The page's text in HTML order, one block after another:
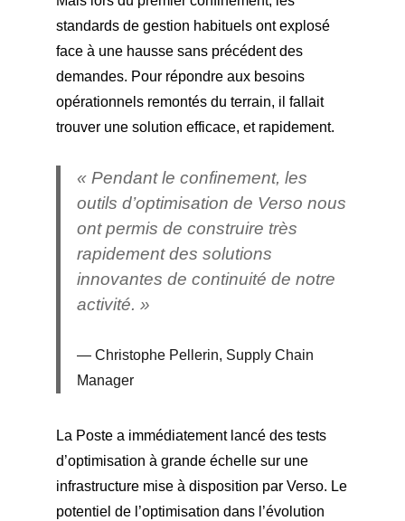
standards de gestion habituels ont explosé
face à une hausse sans précédent des
demandes. Pour répondre aux besoins
opérationnels remontés du terrain, il fallait
trouver une solution efficace, et rapidement.
« Pendant le confinement, les
outils d’optimisation de Verso nous
ont permis de construire très
rapidement des solutions
innovantes de continuité de notre
activité. »
Christophe Pellerin, Supply Chain
Manager
La Poste a immédiatement lancé des tests
d’optimisation à grande échelle sur une
infrastructure mise à disposition par Verso. Le
potentiel de l’optimisation dans l’évolution